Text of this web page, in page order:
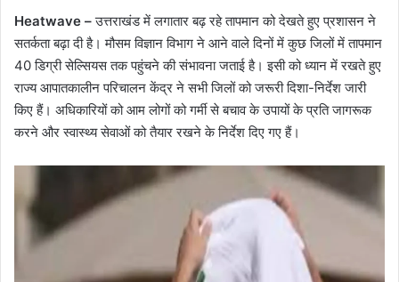
Heatwave –उत्तराखंड में लगातार बढ़ रहे तापमान को देखते हुए प्रशासन ने
सतर्कता बढ़ा दी है। मौसम विज्ञान विभाग ने आने वाले दिनों में कुछ जिलों में तापमान
40 डिग्री सेल्सियस तक पहुंचने की संभावना जताई है। इसी को ध्यान में रखते हुए
राज्य आपातकालीन परिचालन केंद्र ने सभी जिलों को जरूरी दिशा-निर्देश जारी
किए हैं। अधिकारियों को आम लोगों को गर्मी से बचाव के उपायों के प्रति जागरूक
करने और स्वास्थ्य सेवाओं को तैयार रखने के निर्देश दिए गए हैं।